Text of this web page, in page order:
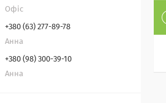
Офіс
+380 (63) 277-89-78
Анна
+380 (98) 300-39-10
Анна